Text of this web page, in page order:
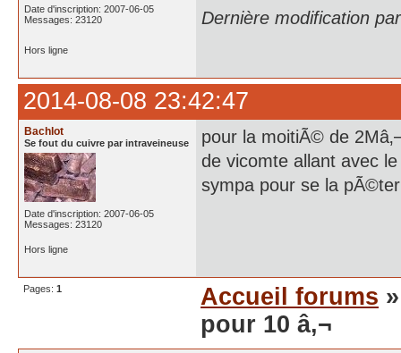
Date d'inscription: 2007-06-05
Messages: 23120
Dernière modification
Hors ligne
2014-08-08 23:42:47
Bachlot
Se fout du cuivre par intraveineuse
Date d'inscription: 2007-06-05
Messages: 23120
pour la moitiÃ© de
de vicomte allant avec
sympa pour se la
Hors ligne
Pages: 1 Accueil forums
pour 10 â‚¬